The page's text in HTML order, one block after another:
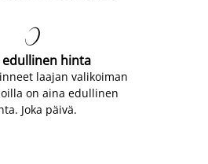

edullinen hinta
laajan valikoiman
on aina edullinen
Joka päivä.